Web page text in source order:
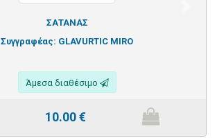
ΣΑΤΑΝΑΣ
Συγγραφέας: GLAVURTIC MIRO
Άμεσα διαθέσιμο
10.00€